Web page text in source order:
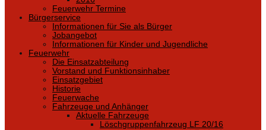
Feuerwehr Termine
Bürgerservice
Informationen für Sie als Bürger
Jobangebot
Informationen für Kinder und Jugendliche
Feuerwehr
Die Einsatzabteilung
Vorstand und Funktionsinhaber
Einsatzgebiet
Historie
Feuerwache
Fahrzeuge und Anhänger
Aktuelle Fahrzeuge
Löschgruppenfahrzeug LF 20/16